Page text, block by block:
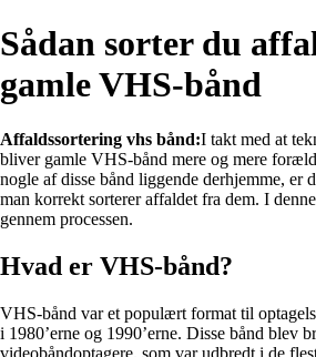
Sådan sorter du
gamle VHS-bånd
Affaldssortering vhs bånd:I takt med at
bliver gamle VHS-bånd mere og mere
nogle af disse bånd liggende derhjemme, er
man korrekt sorterer affaldet fra dem. I
gennem processen.
Hvad er VHS-bånd?
VHS-bånd var et populært format til
i 1980’erne og 1990’erne. Disse bånd blev
videobåndoptagere, som var udbredt i de